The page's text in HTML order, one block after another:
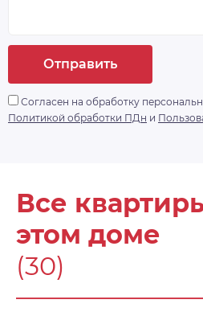
Отправить
Согласен на обработку
Политикой обработки ПДн и
Все
этом доме
(30)